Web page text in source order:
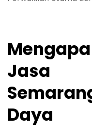
Jasa
Daya